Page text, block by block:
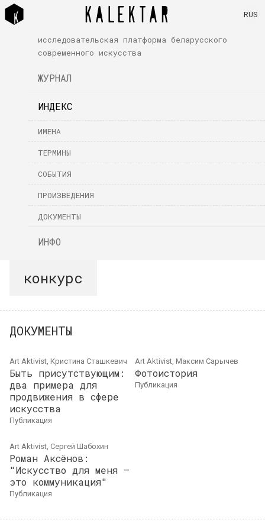
исследовательская платформа беларусского
современного искусства
ЖУРНАЛ
ИНДЕКС
ИМЕНА
ТЕРМИНЫ
СОБЫТИЯ
ПРОИЗВЕДЕНИЯ
ДОКУМЕНТЫ
ИНФО
RUS
конкурс
ДОКУМЕНТЫ
Art Aktivist, Кристина Сташкевич
Быть присутствующим:
два примера для
продвижения в сфере
искусства
публикация
Art Aktivist, Максим Сарычев
Фотоистория
публикация
Art Aktivist, Сергей Шабохин
Роман Аксёнов:
"Искусство для меня —
это коммуникация"
публикация